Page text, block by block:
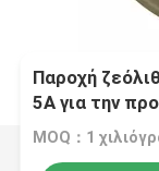
Παροχή
5A για την
MOQ：1